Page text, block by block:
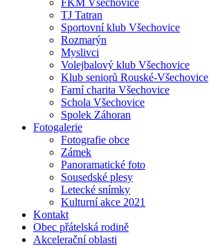
FKM Všechovice
TJ Tatran
Sportovní klub Všechovice
Rozmarýn
Myslivci
Volejbalový klub Všechovice
Klub seniorů Rouské-Všechovice
Farní charita Všechovice
Schola Všechovice
Spolek Záhoran
Fotogalerie
Fotografie obce
Zámek
Panoramatické foto
Sousedské plesy
Letecké snímky
Kulturní akce 2021
Kontakt
Obec přátelská rodině
Akcelerační oblasti